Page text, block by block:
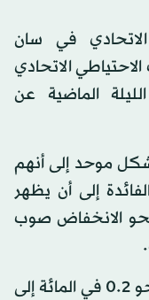
في سان
الاتحادي
الماضية عن
موحد إلى أنهم
إلى أن يظهر
الانخفاض صوب
وارتفع الدولار في أحدث تعاملات بنحو 0.2 في المائة إلى